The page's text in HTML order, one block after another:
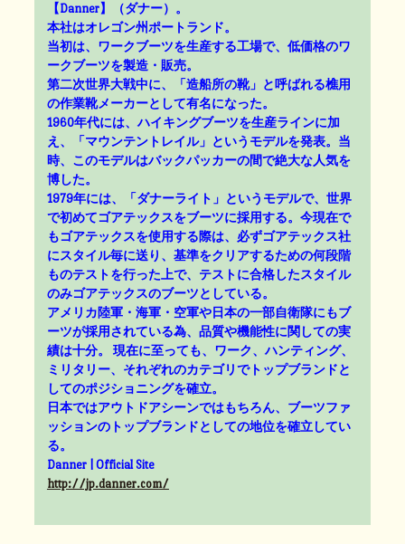
【Danner】（ダナー）。
本社はオレゴン州ポートランド。
当初は、ワークブーツを生産する工場で、低価格のワ
ークブーツを製造・販売。
第二次世界大戦中に、「造船所の靴」と呼ばれる樵用
の作業靴メーカーとして有名になった。
1960年代には、ハイキングブーツを生産ラインに加
え、「マウンテントレイル」というモデルを発表。当
時、このモデルはバックパッカーの間で絶大な人気を
博した。
1979年には、「ダナーライト」というモデルで、世界
で初めてゴアテックスをブーツに採用する。今現在で
もゴアテックスを使用する際は、必ずゴアテックス社
にスタイル毎に送り、基準をクリアするための何段階
ものテストを行った上で、テストに合格したスタイル
のみゴアテックスのブーツとしている。
アメリカ陸軍・海軍・空軍や日本の一部自衛隊にもブ
ーツが採用されている為、品質や機能性に関しての実
績は十分。 現在に至っても、ワーク、ハンティング、
ミリタリー、それぞれのカテゴリでトップブランドと
してのポジショニングを確立。
日本ではアウトドアシーンではもちろん、ブーツファ
ッションのトップブランドとしての地位を確立してい
る。
Danner | Official Site
http://jp.danner.com/